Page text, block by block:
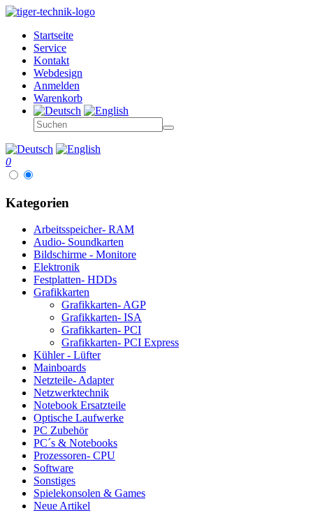
Startseite
Service
Kontakt
Webdesign
Anmelden
Warenkorb
0
Kategorien
Arbeitsspeicher- RAM
Audio- Soundkarten
Bildschirme - Monitore
Elektronik
Festplatten- HDDs
Grafikkarten
Grafikkarten- AGP
Grafikkarten- ISA
Grafikkarten- PCI
Grafikkarten- PCI Express
Kühler - Lüfter
Mainboards
Netzteile- Adapter
Netzwerktechnik
Notebook Ersatzteile
Optische Laufwerke
PC Zubehör
PC´s & Notebooks
Prozessoren- CPU
Software
Sonstiges
Spielekonsolen & Games
Neue Artikel